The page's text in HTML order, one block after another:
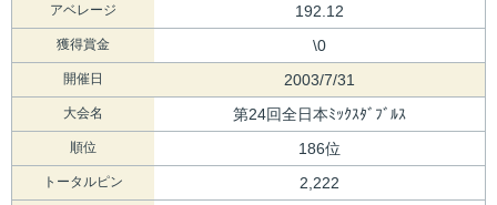
アベレージ 192.12
獲得賞金 \0
開催日 2003/7/31
大会名 第24回全日本ﾐｯｸｽﾀﾞﾌﾞﾙｽ
順位 186位
トータルピン 2,222